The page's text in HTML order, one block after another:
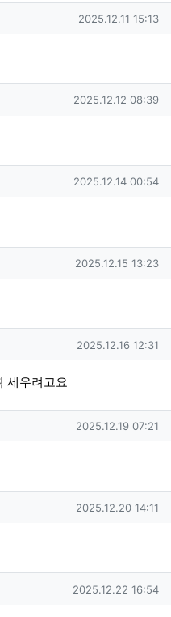
작성일
2025.12.11 15:13
작성일
2025.12.12 08:39
작성일
2025.12.14 00:54
작성일
2025.12.15 13:23
작성일
2025.12.16 12:31
세우려고요
작성일
2025.12.19 07:21
글 작성일
2025.12.20 14:11
작성일
2025.12.22 16:54